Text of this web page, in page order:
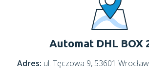
Automat DHL BOX
Adres: ul. Tęczowa 9, 53601